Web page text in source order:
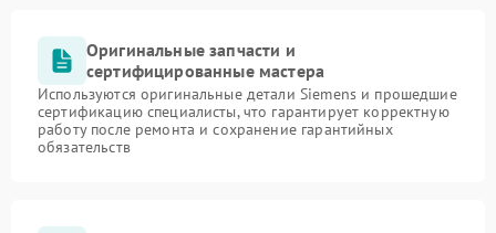
Оригинальные запчасти и
сертифицированные мастера
Используются оригинальные детали Siemens и прошедшие
сертификацию специалисты, что гарантирует корректную
работу после ремонта и сохранение гарантийных
обязательств